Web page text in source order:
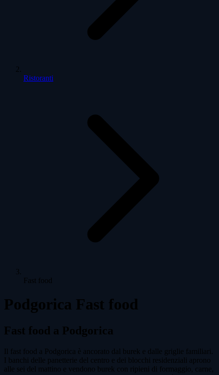
Ristoranti
Fast food
Podgorica Fast food
Fast food a Podgorica
Il fast food a Podgorica è ancorato dal burek e dalle griglie familiari.
I banchi delle panetterie del centro e dei blocchi residenziali aprono
alle sei del mattino e vendono burek con ripieni di formaggio, carne,